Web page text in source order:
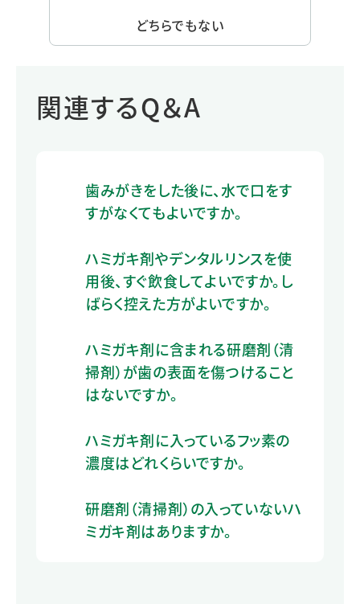
どちらでもない
関連するQ＆A
歯みがきをした後に、水で口をす
すがなくてもよいですか。
ハミガキ剤やデンタルリンスを使
用後、すぐ飲食してよいですか。し
ばらく控えた方がよいですか。
ハミガキ剤に含まれる研磨剤（清
掃剤）が歯の表面を傷つけること
はないですか。
ハミガキ剤に入っているフッ素の
濃度はどれくらいですか。
研磨剤（清掃剤）の入っていないハ
ミガキ剤はありますか。